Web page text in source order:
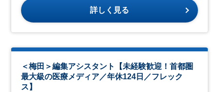
詳しく見る
＜梅田＞編集アシスタント【未経験歓迎！首都圏
最大級の医療メディア／年休124日／フレック
ス】